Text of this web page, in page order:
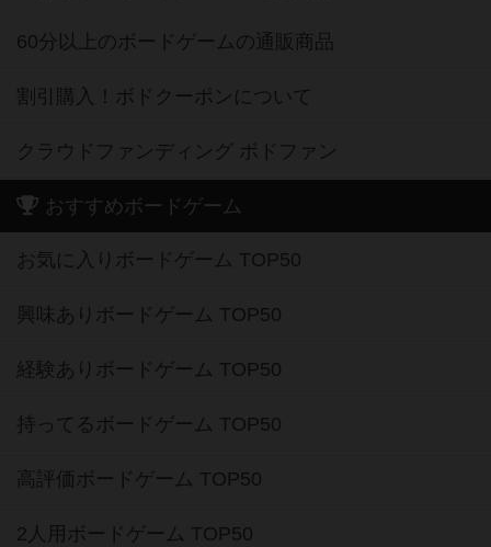
60分以上のボードゲームの通販商品
割引購入！ボドクーポンについて
クラウドファンディング ボドファン
おすすめボードゲーム
お気に入りボードゲーム TOP50
興味ありボードゲーム TOP50
経験ありボードゲーム TOP50
持ってるボードゲーム TOP50
高評価ボードゲーム TOP50
2人用ボードゲーム TOP50